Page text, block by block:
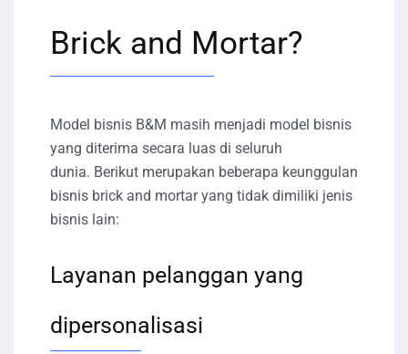
Brick and Mortar?
Model bisnis B&M masih menjadi model bisnis
yang diterima secara luas di seluruh
dunia. Berikut merupakan beberapa keunggulan
bisnis brick and mortar yang tidak dimiliki jenis
bisnis lain:
Layanan pelanggan yang
dipersonalisasi